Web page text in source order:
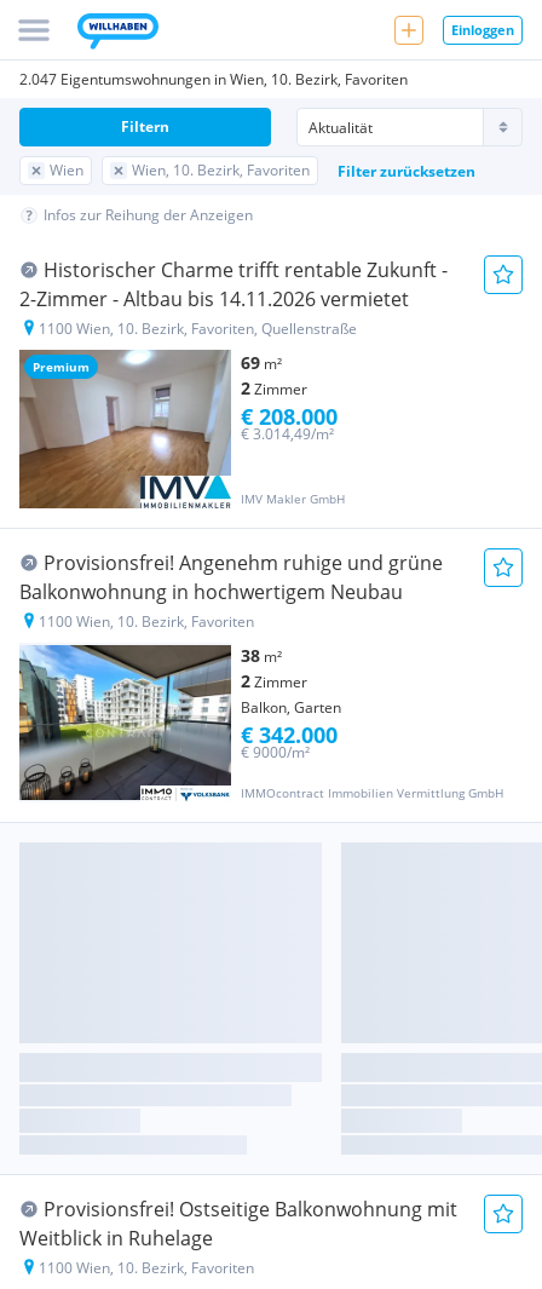
Einloggen
2.047 Eigentumswohnungen in Wien, 10. Bezirk, Favoriten
Wien Wien, 10. Bezirk, Favoriten Filter zurücksetzen
Filtern
Infos zur Reihung der Anzeigen
Premium
Historischer Charme trifft rentable Zukunft -
2-Zimmer - Altbau bis 14.11.2026 vermietet
1100 Wien, 10. Bezirk, Favoriten, Quellenstraße
69 m²
2Zimmer
IMV Makler GmbH
€ 3.014,49/m²
€ 208.000
Provisionsfrei! Angenehm ruhige und grüne
Balkonwohnung in hochwertigem Neubau
1100 Wien, 10. Bezirk, Favoriten
38 m²
2Zimmer
Balkon, Garten
IMMOcontract Immobilien Vermittlung GmbH
€ 9000/m²
€ 342.000
Provisionsfrei! Ostseitige Balkonwohnung mit
Weitblick in Ruhelage
1100 Wien, 10. Bezirk, Favoriten